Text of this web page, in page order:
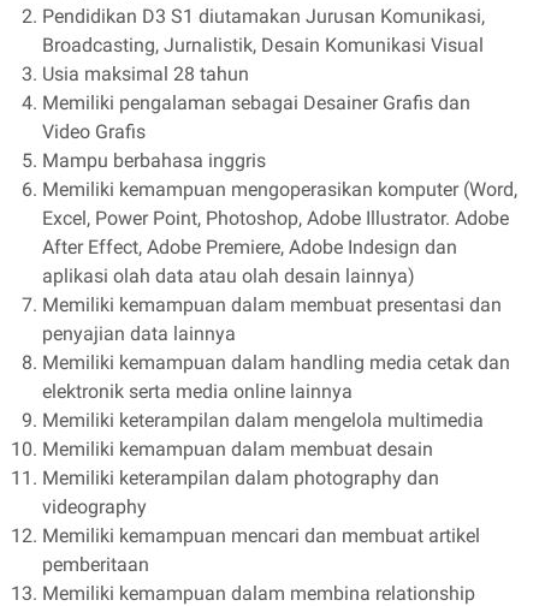
Pendidikan D3 S1 diutamakan Jurusan Komunikasi,
Broadcasting, Jurnalistik, Desain Komunikasi Visual
Usia maksimal 28 tahun
Memiliki pengalaman sebagai Desainer Grafis dan
Video Grafis
Mampu berbahasa inggris
Memiliki kemampuan mengoperasikan komputer (Word,
Excel, Power Point, Photoshop, Adobe Illustrator. Adobe
After Effect, Adobe Premiere, Adobe Indesign dan
aplikasi olah data atau olah desain lainnya)
Memiliki kemampuan dalam membuat presentasi dan
penyajian data lainnya
Memiliki kemampuan dalam handling media cetak dan
elektronik serta media online lainnya
Memiliki keterampilan dalam mengelola multimedia
Memiliki kemampuan dalam membuat desain
Memiliki keterampilan dalam photography dan
videography
Memiliki kemampuan mencari dan membuat artikel
pemberitaan
Memiliki kemampuan dalam membina relationship